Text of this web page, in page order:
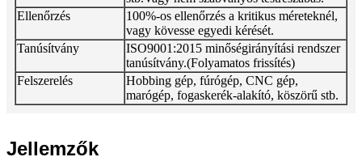
Ellenőrzés
100%-os ellenőrzés a kritikus méreteknél,
vagy kövesse egyedi kérését.
Tanúsítvány
ISO9001:2015 minőségirányítási rendszer
tanúsítvány.(Folyamatos frissítés)
Felszerelés
Hobbing gép, fúrógép, CNC gép,
marógép, fogaskerék-alakító, köszörű stb.
Jellemzők